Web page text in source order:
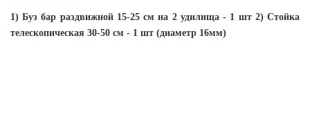
1) Буз бар раздвижной 15-25 см на 2 удилища - 1 шт 2) Стойка
телескопическая 30-50 см - 1 шт (диаметр 16мм)